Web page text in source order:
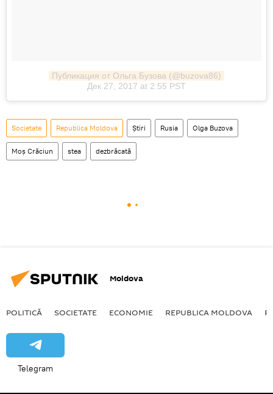
Публикация от Ольга Бузова (@buzova86)
Дек 27, 2017 at 2:55 PST
Societate Republica Moldova Știri Rusia Olga Buzova
Moș Crăciun stea dezbrăcată
Moldova
POLITICĂ SOCIETATE ECONOMIE REPUBLICA MOLDOVA
Telegram